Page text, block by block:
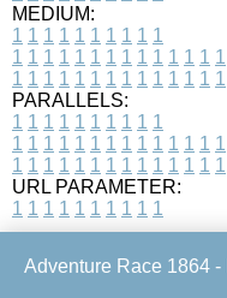
MEDIUM:
1 1 1 1 1 1 1 1 1 1
1 1 1 1 1 1 1 1 1 1 1 1 1 1
1 1 1 1 1 1 1 1 1 1 1 1 1 1
PARALLELS:
1 1 1 1 1 1 1 1 1 1
1 1 1 1 1 1 1 1 1 1 1 1 1 1
1 1 1 1 1 1 1 1 1 1 1 1 1 1
URL PARAMETER:
1 1 1 1 1 1 1 1 1 1
Adventure Race 1864 -